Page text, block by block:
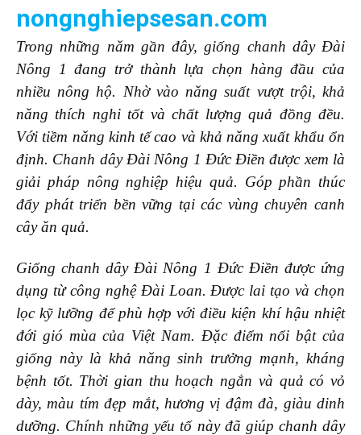
nongnghiepsesan.com
Trong những năm gần đây, giống chanh dây Đài
Nông 1 đang trở thành lựa chọn hàng đầu của
nhiều nông hộ. Nhờ vào năng suất vượt trội, khả
năng thích nghi tốt và chất lượng quả đồng đều.
Với tiềm năng kinh tế cao và khả năng xuất khẩu ổn
định. Chanh dây Đài Nông 1 Đức Điền được xem là
giải pháp nông nghiệp hiệu quả. Góp phần thúc
đẩy phát triển bền vững tại các vùng chuyên canh
cây ăn quả.
Giống chanh dây Đài Nông 1 Đức Điền được ứng
dụng từ công nghệ Đài Loan. Được lai tạo và chọn
lọc kỹ lưỡng để phù hợp với điều kiện khí hậu nhiệt
đới gió mùa của Việt Nam. Đặc điểm nổi bật của
giống này là khả năng sinh trưởng mạnh, kháng
bệnh tốt. Thời gian thu hoạch ngắn và quả có vỏ
dày, màu tím đẹp mắt, hương vị đậm đà, giàu dinh
dưỡng. Chính những yếu tố này đã giúp chanh dây